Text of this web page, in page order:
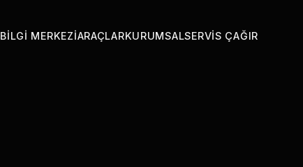
BILGI MERKEZIARAÇLARKURUMSALSERVIS ÇAĞIR